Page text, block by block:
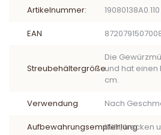
Artikelnummer: 19080138A0.110
EAN
Streubehältergröße
Die
und hat einen
cm.
Verwendung Nach
Aufbewahrungsempfehlung
Kühl, trocken